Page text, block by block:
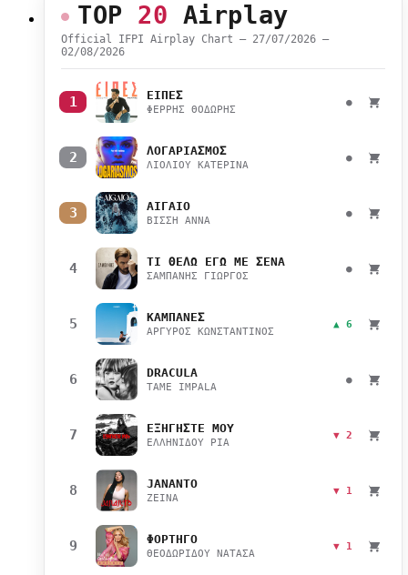
TOP 20 Airplay
Official IFPI Airplay Chart — 27/07/2026 –
02/08/2026
1 ΕΙΠΕΣ
ΦΕΡΡΗΣ ΘΟΔΩΡΗΣ
●
2 ΛΟΓΑΡΙΑΣΜΟΣ
ΛΙΟΛΙΟΥ ΚΑΤΕΡΙΝΑ
●
3 ΑΙΓΑΙΟ
ΒΙΣΣΗ ΑΝΝΑ
●
4 ΤΙ ΘΕΛΩ ΕΓΩ ΜΕ ΣΕΝΑ
ΣΑΜΠΑΝΗΣ ΓΙΩΡΓΟΣ
●
5 ΚΑΜΠΑΝΕΣ
ΑΡΓΥΡΟΣ ΚΩΝΣΤΑΝΤΙΝΟΣ
▲ 6
6 DRACULA
TAME IMPALA
●
7 ΕΞΗΓΗΣΤΕ ΜΟΥ
ΕΛΛΗΝΙΔΟΥ ΡΙΑ
▼ 2
8 JANANTO
ZEINA
▼ 1
9 ΦΟΡΤΗΓΟ
ΘΕΟΔΩΡΙΔΟΥ ΝΑΤΑΣΑ
▼ 1